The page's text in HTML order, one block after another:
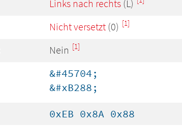
Links nach rechts (L)
Nicht versetzt (0) [1]
Nein [1]
&#45704;
&#xB288;
0xEB 0x8A 0x88